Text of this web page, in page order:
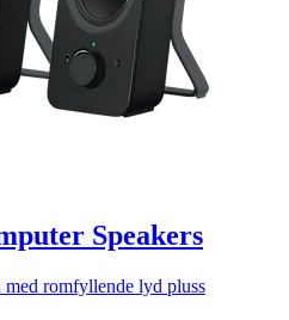
Speakers
med romfyllende lyd pluss